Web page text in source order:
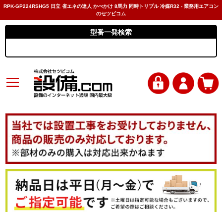
RPK-GP224RSHG5 日立 省エネの達人 かべかけ 8馬力 同時トリプル 冷媒R32 - 業務用エアコン
のセツビコム
型番一発検索